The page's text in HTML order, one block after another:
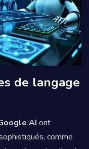
de langage
AI ont
comme